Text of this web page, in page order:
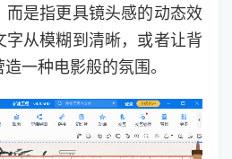
而是指更具镜头感的动态效
字从模糊到清晰，或者让背
一种电影般的氛围。